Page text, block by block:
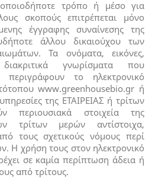
τρόπο ή μέσο για
σκοπούς επιτρέπεται μόνο
έγγραφης συναίνεσης της
άλλου δικαιούχου των
Τα ονόματα, εικόνες,
γνωρίσματα που
περιγράφουν το ηλεκτρονικό
www.greenhousebio.gr ή
της ΕΤΑΙΡΕΙΑΣ ή τρίτων
περιουσιακά στοιχεία της
τρίτων μερών αντίστοιχα,
τους σχετικούς νόμους περί
Η χρήση τους στον ηλεκτρονικό
σε καμία περίπτωση άδεια ή
από τρίτους.